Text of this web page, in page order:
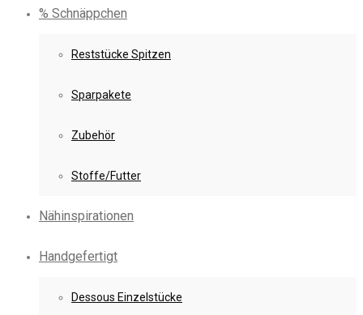
% Schnäppchen
Reststücke Spitzen
Sparpakete
Zubehör
Stoffe/Futter
Nähinspirationen
Handgefertigt
Dessous Einzelstücke